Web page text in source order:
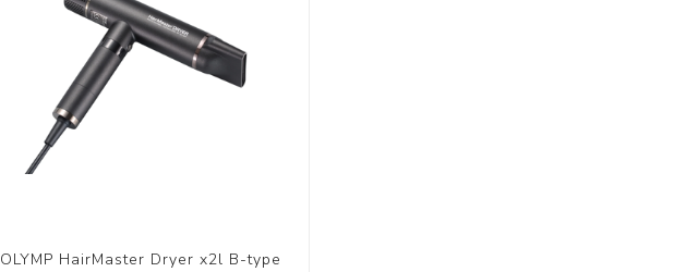
OLYMP HairMaster Dryer x2l B-type